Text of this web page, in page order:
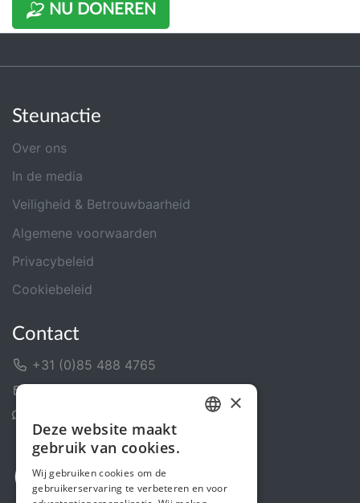
NU DONEREN
Steunactie
Over ons
In de media
Veiligheid & Betrouwbaarheid
Algemene voorwaarden
Privacybeleid
Cookiebeleid
Contact
+31 (0)85 488 4765
ENGLISH
×
Deze website maakt
gebruik van cookies.
Wij gebruiken cookies om de
gebruikerservaring te verbeteren en voor